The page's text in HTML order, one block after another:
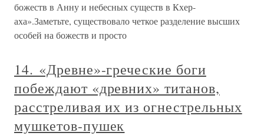
божеств в Анну и небесных существ в Кхер-
аха».Заметьте, существовало четкое разделение высших
особей на божеств и просто
14. «Древне»-греческие боги
побеждают «древних» титанов,
расстреливая их из огнестрельных
мушкетов-пушек